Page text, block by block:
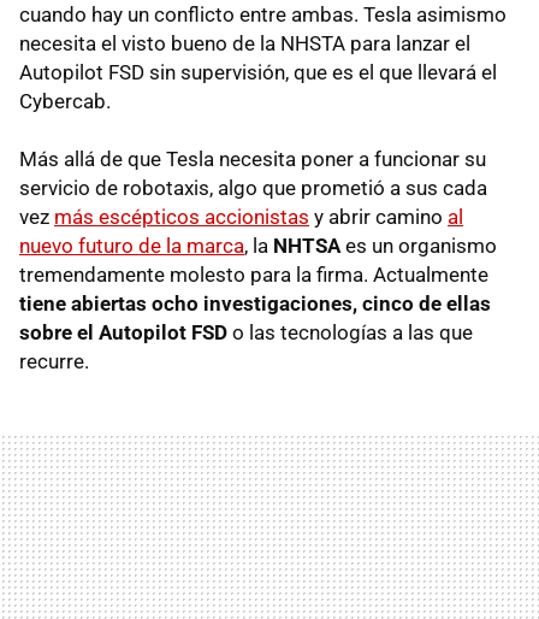
cuando hay un conflicto entre ambas. Tesla asimismo
necesita el visto bueno de la NHSTA para lanzar el
Autopilot FSD sin supervisión, que es el que llevará el
Cybercab.
Más allá de que Tesla necesita poner a funcionar su
servicio de robotaxis, algo que prometió a sus cada
vez más escépticos accionistas y abrir camino al
nuevo futuro de la marca, la NHTSA es un organismo
tremendamente molesto para la firma. Actualmente
tiene abiertas ocho investigaciones, cinco de ellas
sobre el Autopilot FSD o las tecnologías a las que
recurre.